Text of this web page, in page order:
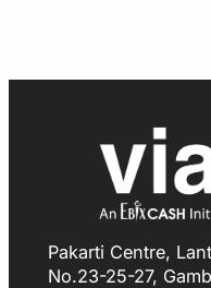
Pakarti Centre,
No.23-25-27,